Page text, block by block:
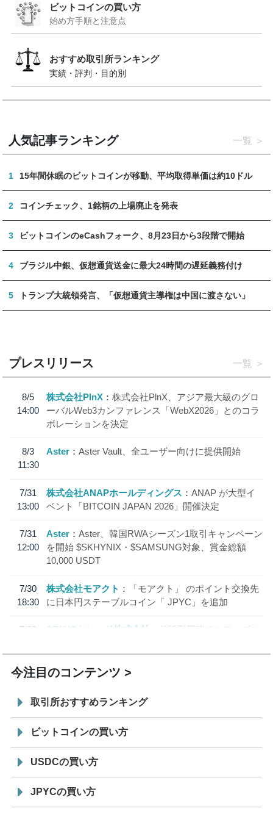
ビットコインの買い方
始め方手順と注意点
おすすめ取引所ランキング
実績・評判・目的別
人気記事ランキング 一覧
1 15年間休眠のビットコインが移動、平均取得単価は約10ドル
2 コインチェック、1銘柄の上場廃止を発表
3 ビットコインのeCashフォーク、8月23日から3段階で開始
4 ブラジル中銀、仮想通貨送金に最大24時間の遅延義務付け
5 トランプ大統領発言、「仮想通貨主導権は中国に渡さない」
プレスリリース 一覧
8/5
14:00
株式会社PlnX
株式会社PlnX、アジア最大級のグロ
ーバルWeb3カンファレンス「WebX2026」とのコラ
ボレーションを決定
8/3
11:30
Aster Aster Vault、全ユーザー向けに提供開始
7/31
13:00
株式会社ANAPホールディングス
ANAP が大型イ
ベント「BITCOIN JAPAN 2026」開催決定
7/31
12:00
Aster
Aster、韓国RWAシーズン1取引キャンペーン
を開始 $SKHYNIX・$SAMSUNG対象、賞金総額
10,000 USDT
7/30
18:30
株式会社モアクト
「モアクト」 のポイント交換先
に日本円ステーブルコイン「 JPYC」を追加
7/29
SBI VCトレード株式会社
信託型円建てステーブル
今注目のコンテンツ
取引所おすすめランキング
ビットコインの買い方
USDCの買い方
JPYCの買い方